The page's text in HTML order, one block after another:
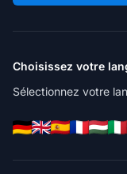
Choisissez votre
Sélectionnez votre